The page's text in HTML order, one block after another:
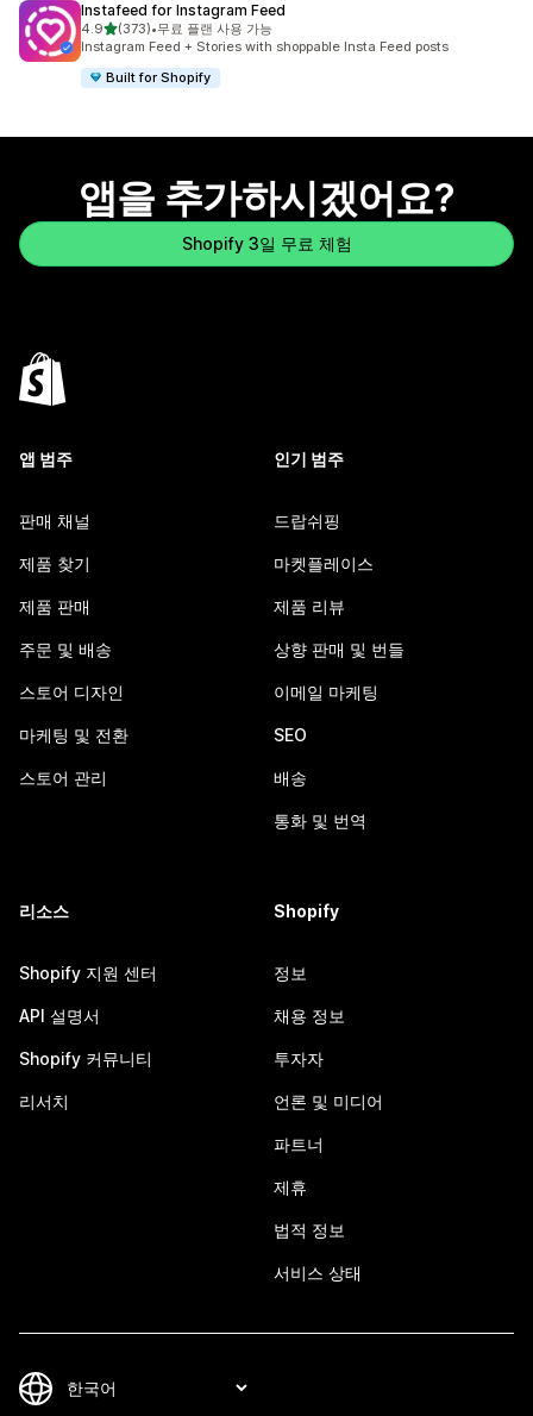
Instafeed for Instagram Feed
4.9별 5개 중
(373)
총 리뷰 373개
•무료 플랜 사용 가능
Instagram Feed + Stories with shoppable Insta Feed posts
Built for Shopify
앱을 추가하시겠어요?
Shopify 3일 무료 체험
앱 범주
판매 채널
제품 찾기
제품 판매
주문 및 배송
스토어 디자인
마케팅 및 전환
스토어 관리
인기 범주
드랍쉬핑
마켓플레이스
제품 리뷰
상향 판매 및 번들
이메일 마케팅
SEO
배송
통화 및 번역
리소스
Shopify 지원 센터
API 설명서
Shopify 커뮤니티
리서치
Shopify
정보
채용 정보
투자자
언론 및 미디어
파트너
제휴
법적 정보
서비스 상태